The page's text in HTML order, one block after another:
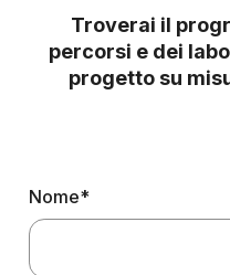
Troverai il
percorsi e dei
progetto su
Nome*